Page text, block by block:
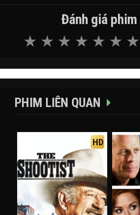
Đánh giá phim
PHIM LIÊN QUAN
HD